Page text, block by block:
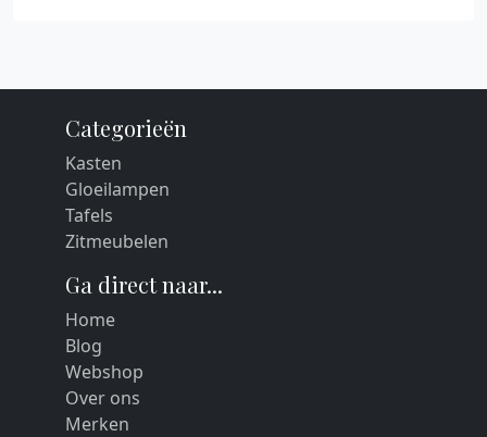
Categorieën
Kasten
Gloeilampen
Tafels
Zitmeubelen
Ga direct naar...
Home
Blog
Webshop
Over ons
Merken